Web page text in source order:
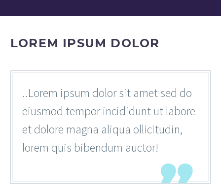
LOREM IPSUM DOLOR
..Lorem ipsum dolor sit amet sed do
eiusmod tempor incididunt ut labore
et dolore magna aliqua ollicitudin,
lorem quis bibendum auctor!
